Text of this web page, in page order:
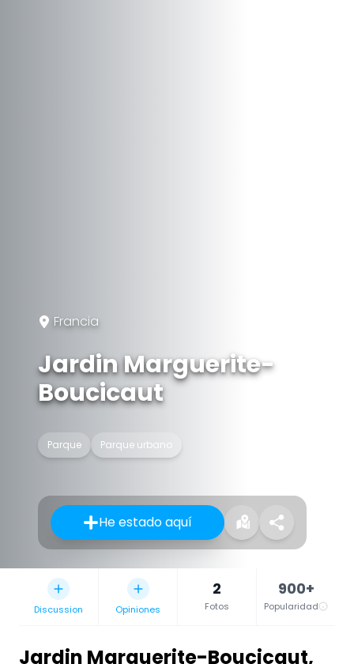
Francia
Jardin Marguerite-
Boucicaut
Parque Parque urbano
He estado aquí
Discussion Opiniones
2
Fotos
900+
Popularidad
Jardin Marguerite-Boucicaut,